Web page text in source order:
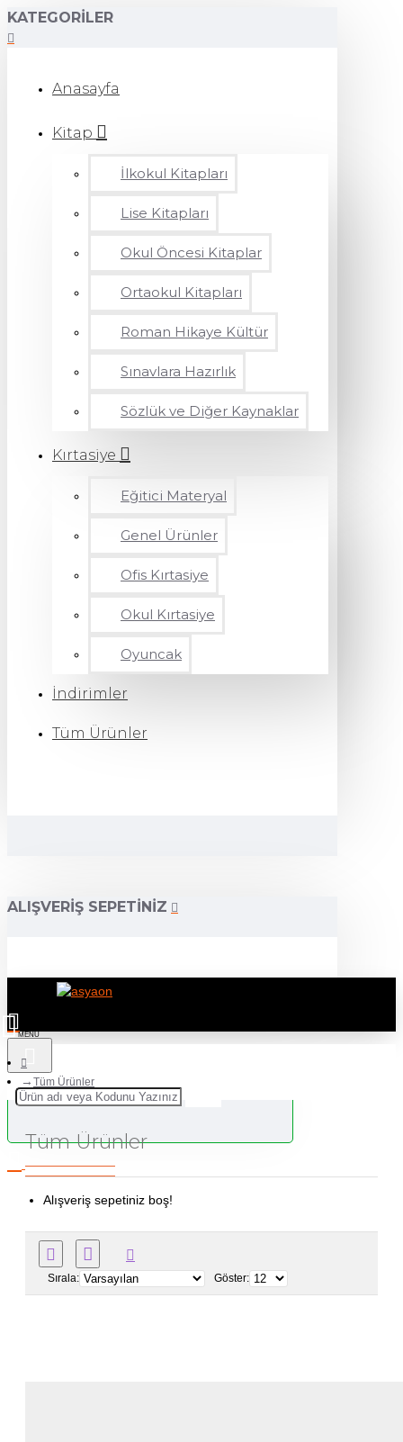
KATEGORILER
Anasayfa
Kitap
İlkokul Kitapları
Lise Kitapları
Okul Öncesi Kitaplar
Ortaokul Kitapları
Roman Hikaye Kültür
Sınavlara Hazırlık
Sözlük ve Diğer Kaynaklar
Kırtasiye
Eğitici Materyal
Genel Ürünler
Ofis Kırtasiye
Okul Kırtasiye
Oyuncak
İndirimler
Tüm Ürünler
ALIŞVERIŞ SEPETINIZ
Alışveriş sepetiniz boş!
Tüm Ürünler
Tüm Ürünler
Sırala: Göster: